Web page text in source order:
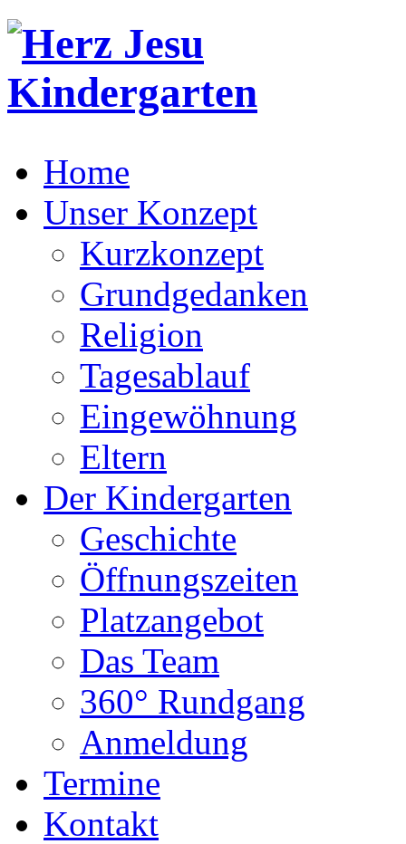
Home
Unser Konzept
Kurzkonzept
Grundgedanken
Religion
Tagesablauf
Eingewöhnung
Eltern
Der Kindergarten
Geschichte
Öffnungszeiten
Platzangebot
Das Team
360° Rundgang
Anmeldung
Termine
Kontakt